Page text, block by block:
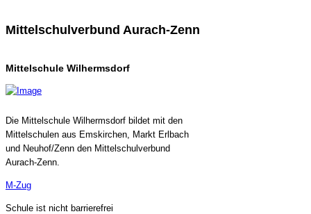
Mittelschulverbund Aurach-Zenn
Mittelschule Wilhermsdorf
Die Mittelschule Wilhermsdorf bildet mit den
Mittelschulen aus Emskirchen, Markt Erlbach
und Neuhof/Zenn den Mittelschulverbund
Aurach-Zenn.
M-Zug
Schule ist nicht barrierefrei